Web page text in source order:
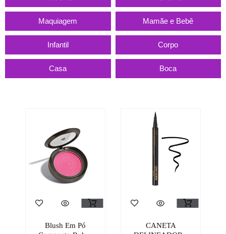
Maquiagem Mamãe e Bebê
Infantil Corpo
Casa Boca
Blush Em Pó
CANETA